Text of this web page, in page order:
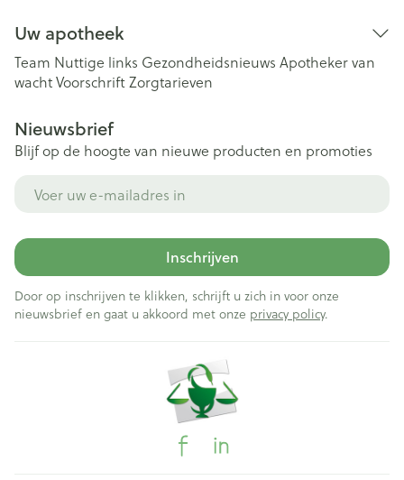
Uw apotheek
Team Nuttige links Gezondheidsnieuws Apotheker van
wachtVoorschriftZorgtarieven
Nieuwsbrief
Blijf op de hoogte van nieuwe producten en promoties
Inschrijven
Door op inschrijven te klikken, schrijft u zich in voor onze
nieuwsbrief en gaat u akkoord met onze privacy policy.